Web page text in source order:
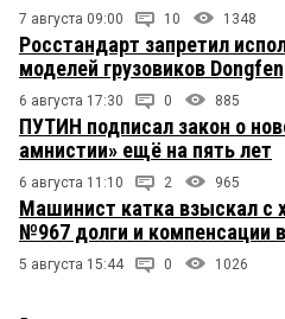
7 августа 09:00 10 1348
Росстандарт запретил
моделей грузовиков
6 августа 17:30 0 885
ПУТИН подписал закон о
амнистии» ещё на пять лет
6 августа 11:10 2 965
Машинист катка взыскал с
№967 долги и компенсации
5 августа 15:44 0 1026